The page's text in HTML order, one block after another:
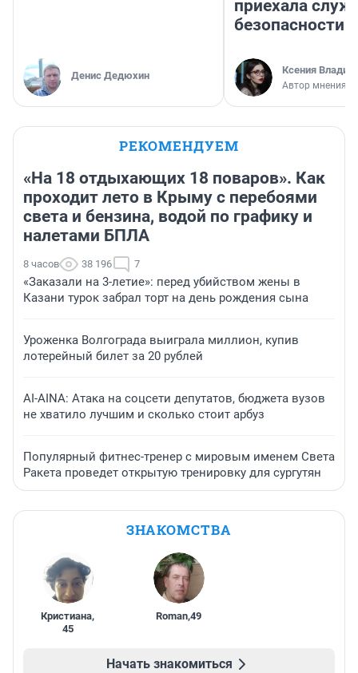
Денис Дедюхин
приехала
безопасности
Ксения
Автор мнения
РЕКОМЕНДУЕМ
«На 18 отдыхающих 18 поваров». Как
проходит лето в Крыму с перебоями
света и бензина, водой по графику и
налетами БПЛА
8 часов 38 196 7
«Заказали на 3-летие»: перед убийством жены в
Казани турок забрал торт на день рождения сына
Уроженка Волгограда выиграла миллион, купив
лотерейный билет за 20 рублей
AI-AINA: Атака на соцсети депутатов, бюджета вузов
не хватило лучшим и сколько стоит арбуз
Популярный фитнес-тренер с мировым именем Света
Ракета проведет открытую тренировку для сургутян
ЗНАКОМСТВА
Кристиана,
45
Roman,49
Начать знакомиться